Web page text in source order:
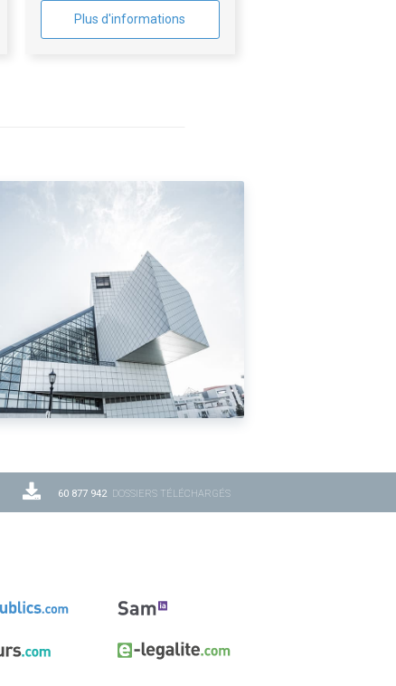
Plus d'informations
60 877 942DOSSIERS TÉLÉCHARGÉS